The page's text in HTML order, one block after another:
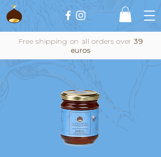
Free shipping on all orders over 39
euros